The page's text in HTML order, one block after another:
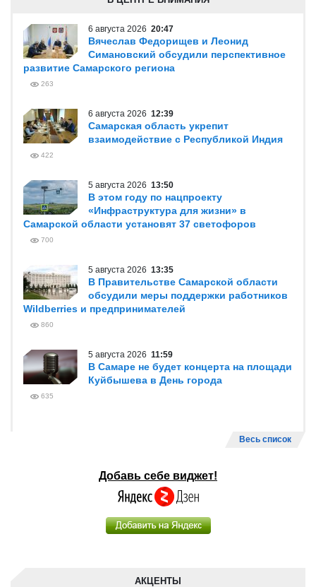
6 августа 2026 20:47
Вячеслав Федорищев и Леонид
Симановский обсудили перспективное
развитие Самарского региона
263
6 августа 2026 12:39
Самарская область укрепит
взаимодействие с Республикой Индия
422
5 августа 2026 13:50
В этом году по нацпроекту
«Инфраструктура для жизни» в
Самарской области установят 37 светофоров
700
5 августа 2026 13:35
В Правительстве Самарской области
обсудили меры поддержки работников
Wildberries и предпринимателей
860
5 августа 2026 11:59
В Самаре не будет концерта на площади
Куйбышева в День города
635
Весь список
Добавь себе виджет!
АКЦЕНТЫ